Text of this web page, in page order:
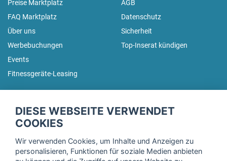
Preise Marktplatz
FAQ Marktplatz
Über uns
Werbebuchungen
Events
Fitnessgeräte-Leasing
AGB
Datenschutz
Sicherheit
Top-Inserat kündigen
Trage dich hier für unseren Newsletter ein und erhalte regelmäßig
DIESE WEBSEITE VERWENDET
COOKIES
Wir verwenden Cookies, um Inhalte und Anzeigen zu
personalisieren, Funktionen für soziale Medien anbieten